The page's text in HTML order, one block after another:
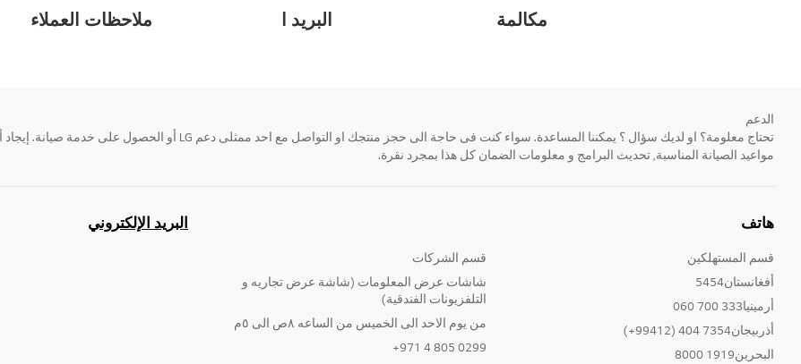
مكالمة البريد ا ملاحظات العملاء
الدعم
مواعيد الصيانة المناسبة, تحديث البرامج و معلومات الضمان كل هذا بمجرد نقرة.
هاتف
قسم المستهلكين
أفغانستان5454
أرمينيا333 700 060
أذربيجان7354 404 (99412+)
البحرين1919 8000
قسم الشركات
شاشات عرض المعلومات (شاشة عرض تجاريه و
التلفزيونات الفندقية)
من يوم الاحد الى الخميس من الساعه ٨ص الى ٥م
0299 805 4 971+
البريد الإلكتروني